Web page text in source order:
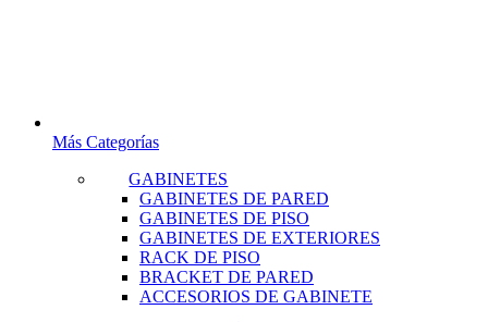
Más Categorías
GABINETES
GABINETES DE PARED
GABINETES DE PISO
GABINETES DE EXTERIORES
RACK DE PISO
BRACKET DE PARED
ACCESORIOS DE GABINETE